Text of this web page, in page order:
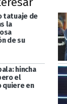
tatuaje de
la
de su
hincha
el
quiere en